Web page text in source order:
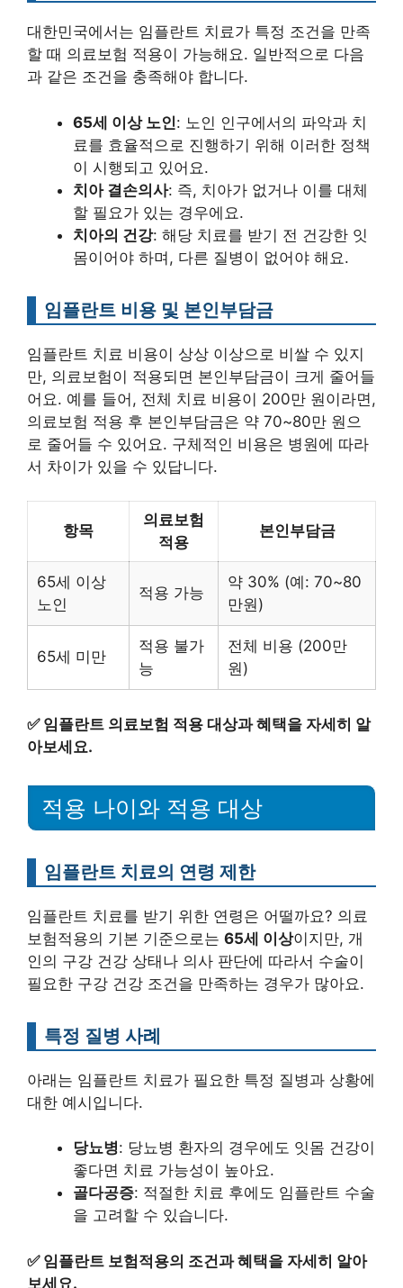
대한민국에서는 임플란트 치료가 특정 조건을 만족
할 때 의료보험 적용이 가능해요. 일반적으로 다음
과 같은 조건을 충족해야 합니다.
65세 이상 노인: 노인 인구에서의 파악과 치
료를 효율적으로 진행하기 위해 이러한 정책
이 시행되고 있어요.
치아 결손의사: 즉, 치아가 없거나 이를 대체
할 필요가 있는 경우에요.
치아의 건강: 해당 치료를 받기 전 건강한 잇
몸이어야 하며, 다른 질병이 없어야 해요.
임플란트 비용 및 본인부담금
임플란트 치료 비용이 상상 이상으로 비쌀 수 있지
만, 의료보험이 적용되면 본인부담금이 크게 줄어들
어요. 예를 들어, 전체 치료 비용이 200만 원이라면,
의료보험 적용 후 본인부담금은 약 70~80만 원으
로 줄어들 수 있어요. 구체적인 비용은 병원에 따라
서 차이가 있을 수 있답니다.
항목
의료보험
적용
본인부담금
65세 이상
노인
적용 가능
약 30% (예: 70~80
만원)
65세 미만
적용 불가
능
전체 비용 (200만
원)
✅ 임플란트 의료보험 적용 대상과 혜택을 자세히 알
아보세요.
적용 나이와 적용 대상
임플란트 치료의 연령 제한
임플란트 치료를 받기 위한 연령은 어떨까요? 의료
보험적용의 기본 기준으로는 65세 이상이지만, 개
인의 구강 건강 상태나 의사 판단에 따라서 수술이
필요한 구강 건강 조건을 만족하는 경우가 많아요.
특정 질병 사례
아래는 임플란트 치료가 필요한 특정 질병과 상황에
대한 예시입니다.
당뇨병: 당뇨병 환자의 경우에도 잇몸 건강이
좋다면 치료 가능성이 높아요.
골다공증: 적절한 치료 후에도 임플란트 수술
을 고려할 수 있습니다.
✅ 임플란트 보험적용의 조건과 혜택을 자세히 알아
보세요.